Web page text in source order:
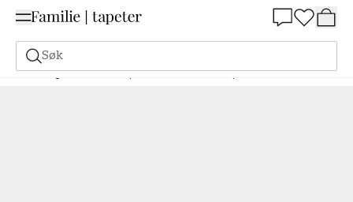
Søk
Maling Bestill basert på NCS Bestill basert på NCS 2010-B